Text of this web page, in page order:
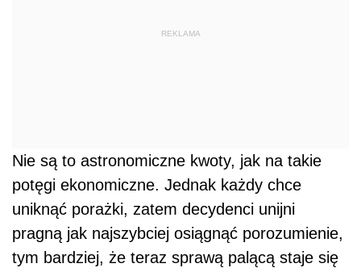
REKLAMA
Nie są to astronomiczne kwoty, jak na takie
potęgi ekonomiczne. Jednak każdy chce
uniknąć porażki, zatem decydenci unijni
pragną jak najszybciej osiągnąć porozumienie,
tym bardziej, że teraz sprawą palącą staje się